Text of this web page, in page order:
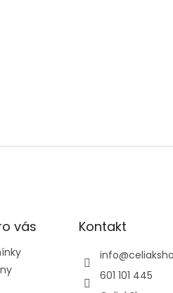
vás Kontakt
info@
601 101 445